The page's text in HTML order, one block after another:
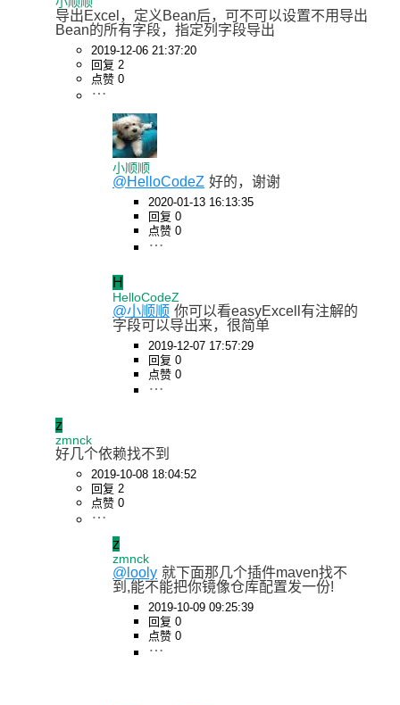
导出Excel，定义Bean后，可不可以设置不用导出
Bean的所有字段，指定列字段导出
2019-12-06 21:37:20
回复 2
点赞 0
小顺顺
@HelloCodeZ 好的，谢谢
2020-01-13 16:13:35
回复 0
点赞 0
H
HelloCodeZ
@小顺顺 你可以看easyExcell有注解的
字段可以导出来，很简单
2019-12-07 17:57:29
回复 0
点赞 0
z
zmnck
好几个依赖找不到
2019-10-08 18:04:52
回复 2
点赞 0
z
zmnck
@looly 就下面那几个插件maven找不
到,能不能把你镜像仓库配置发一份!
2019-10-09 09:25:39
回复 0
点赞 0